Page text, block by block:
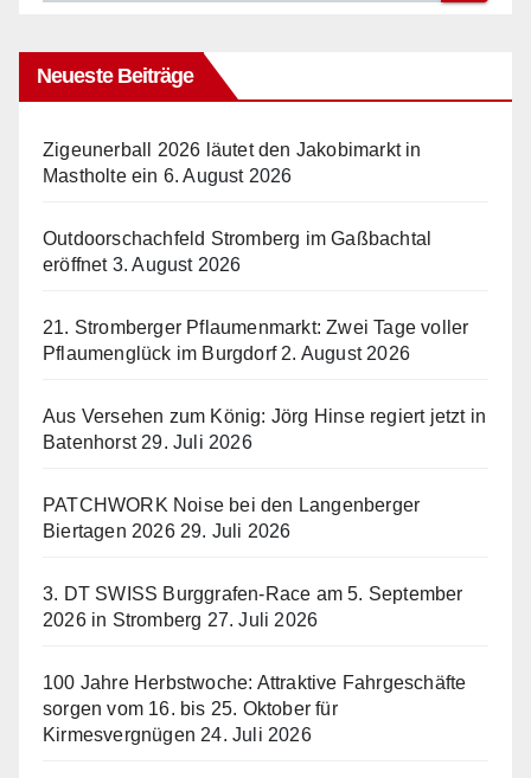
Neueste Beiträge
Zigeunerball 2026 läutet den Jakobimarkt in
Mastholte ein 6. August 2026
Outdoorschachfeld Stromberg im Gaßbachtal
eröffnet 3. August 2026
21. Stromberger Pflaumenmarkt: Zwei Tage voller
Pflaumenglück im Burgdorf 2. August 2026
Aus Versehen zum König: Jörg Hinse regiert jetzt in
Batenhorst 29. Juli 2026
PATCHWORK Noise bei den Langenberger
Biertagen 2026 29. Juli 2026
3. DT SWISS Burggrafen-Race am 5. September
2026 in Stromberg 27. Juli 2026
100 Jahre Herbstwoche: Attraktive Fahrgeschäfte
sorgen vom 16. bis 25. Oktober für
Kirmesvergnügen 24. Juli 2026